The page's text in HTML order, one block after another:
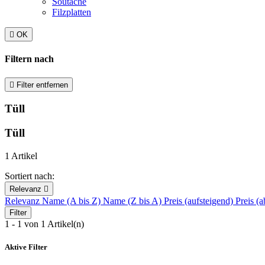
Filzplatten
 OK
Filtern nach
 Filter entfernen
Tüll
Tüll
1 Artikel
Sortiert nach:
Relevanz 
Relevanz Name (A bis Z) Name (Z bis A) Preis (aufsteigend) Preis
Filter
1 - 1 von 1 Artikel(n)
Aktive Filter